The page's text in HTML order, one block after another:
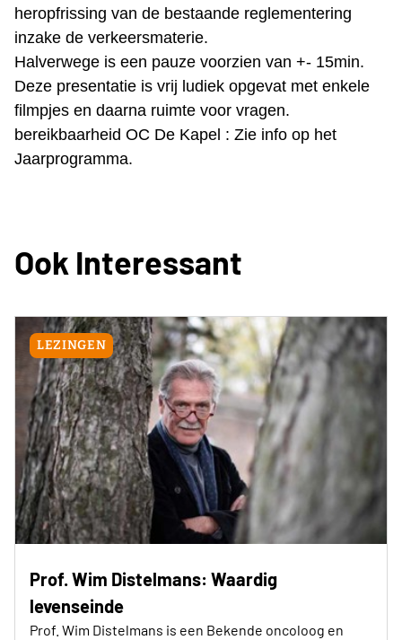
heropfrissing van de bestaande reglementering
inzake de verkeersmaterie.
Halverwege is een pauze voorzien van +- 15min.
Deze presentatie is vrij ludiek opgevat met enkele
filmpjes en daarna ruimte voor vragen.
bereikbaarheid OC De Kapel : Zie info op het
Jaarprogramma.
Ook Interessant
LEZINGEN
Prof. Wim Distelmans: Waardig
levenseinde
Prof. Wim Distelmans is een Bekende oncoloog en